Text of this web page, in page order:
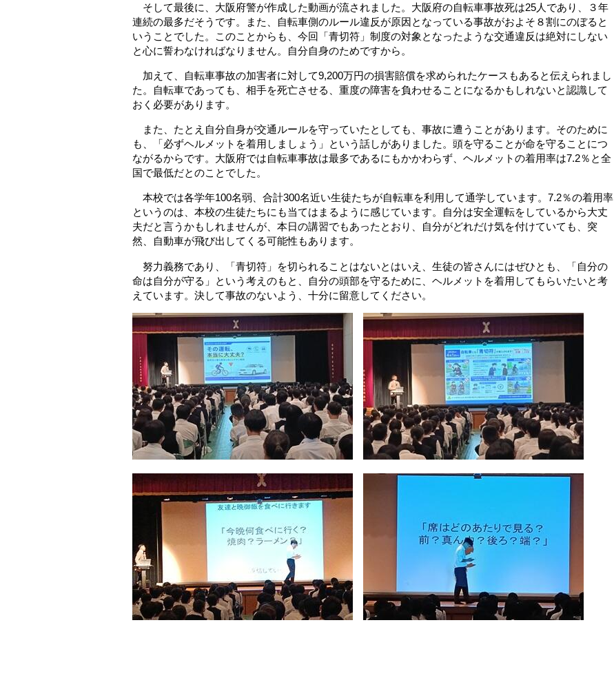
そして最後に、大阪府警が作成した動画が流されました。大阪府の自転車事故死は25人であり、３年
連続の最多だそうです。また、自転車側のルール違反が原因となっている事故がおよそ８割にのぼると
いうことでした。このことからも、今回「青切符」制度の対象となったような交通違反は絶対にしない
と心に誓わなければなりません。自分自身のためですから。
加えて、自転車事故の加害者に対して9,200万円の損害賠償を求められたケースもあると伝えられまし
た。自転車であっても、相手を死亡させる、重度の障害を負わせることになるかもしれないと認識して
おく必要があります。
また、たとえ自分自身が交通ルールを守っていたとしても、事故に遭うことがあります。そのために
も、「必ずヘルメットを着用しましょう」という話しがありました。頭を守ることが命を守ることにつ
ながるからです。大阪府では自転車事故は最多であるにもかかわらず、ヘルメットの着用率は7.2％と全
国で最低だとのことでした。
本校では各学年100名弱、合計300名近い生徒たちが自転車を利用して通学しています。7.2％の着用率
というのは、本校の生徒たちにも当てはまるように感じています。自分は安全運転をしているから大丈
夫だと言うかもしれませんが、本日の講習でもあったとおり、自分がどれだけ気を付けていても、突
然、自動車が飛び出してくる可能性もあります。
努力義務であり、「青切符」を切られることはないとはいえ、生徒の皆さんにはぜひとも、「自分の
命は自分が守る」という考えのもと、自分の頭部を守るために、ヘルメットを着用してもらいたいと考
えています。決して事故のないよう、十分に留意してください。